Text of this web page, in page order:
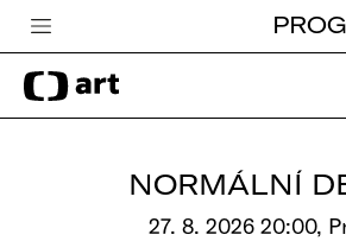
Česká televize
Zpravodajství
NORMÁLNÍ
27. 8. 2026 20:00,